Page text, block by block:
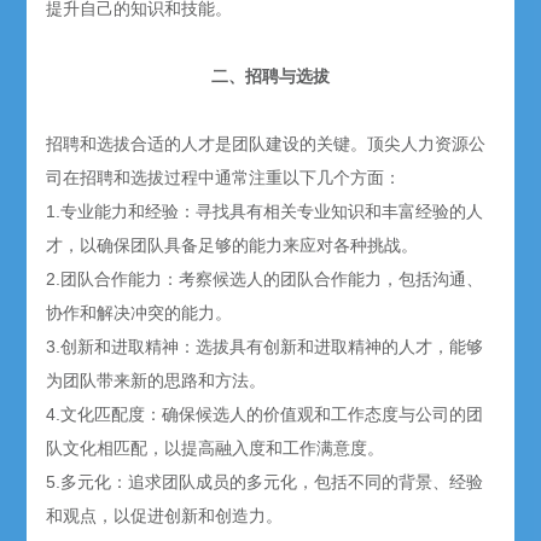
提升自己的知识和技能。
二、招聘与选拔
招聘和选拔合适的人才是团队建设的关键。顶尖人力资源公
司在招聘和选拔过程中通常注重以下几个方面：
1.专业能力和经验：寻找具有相关专业知识和丰富经验的人
才，以确保团队具备足够的能力来应对各种挑战。
2.团队合作能力：考察候选人的团队合作能力，包括沟通、
协作和解决冲突的能力。
3.创新和进取精神：选拔具有创新和进取精神的人才，能够
为团队带来新的思路和方法。
4.文化匹配度：确保候选人的价值观和工作态度与公司的团
队文化相匹配，以提高融入度和工作满意度。
5.多元化：追求团队成员的多元化，包括不同的背景、经验
和观点，以促进创新和创造力。